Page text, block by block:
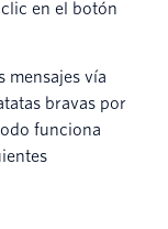
en el botón
mensajes vía
bravas por
funciona